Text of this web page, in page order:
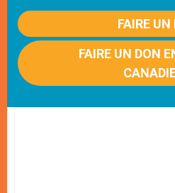
FAIRE UN
FAIRE UN DON